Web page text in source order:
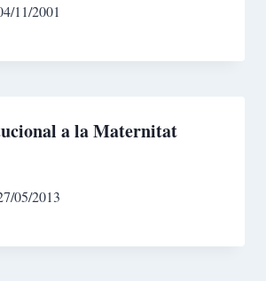
11/2001
a la Maternitat
05/2013